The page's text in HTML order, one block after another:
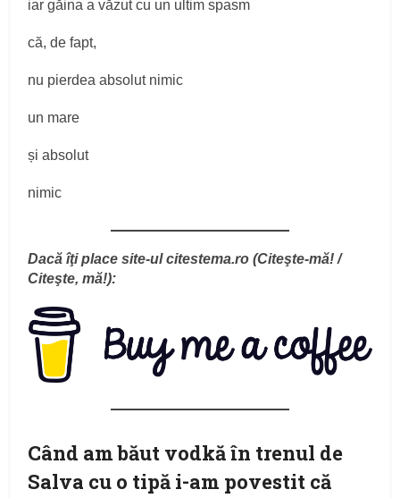
iar găina a văzut cu un ultim spasm
că, de fapt,
nu pierdea absolut nimic
un mare
și absolut
nimic
Dacă îţi place site-ul citestema.ro (Citeşte-mă! /
Citeşte, mă!):
Când am băut vodkă în trenul de
Salva cu o tipă i-am povestit că